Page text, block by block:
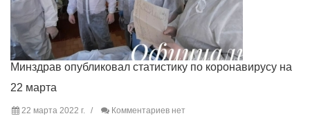
Минздрав опубликовал статистику по коронавирусу на
22 марта
22 марта 2022 г.
Комментариев нет